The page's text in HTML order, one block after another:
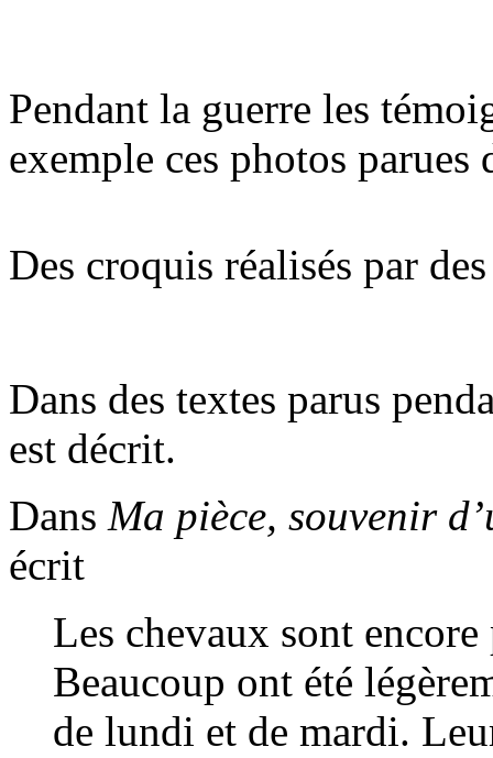
Pendant la guerre les
exemple ces photos parues
Des croquis réalisés par
Dans des textes parus
est décrit.
Dans Ma pièce, souvenir
écrit
Les chevaux sont
Beaucoup ont été
de lundi et de mardi.